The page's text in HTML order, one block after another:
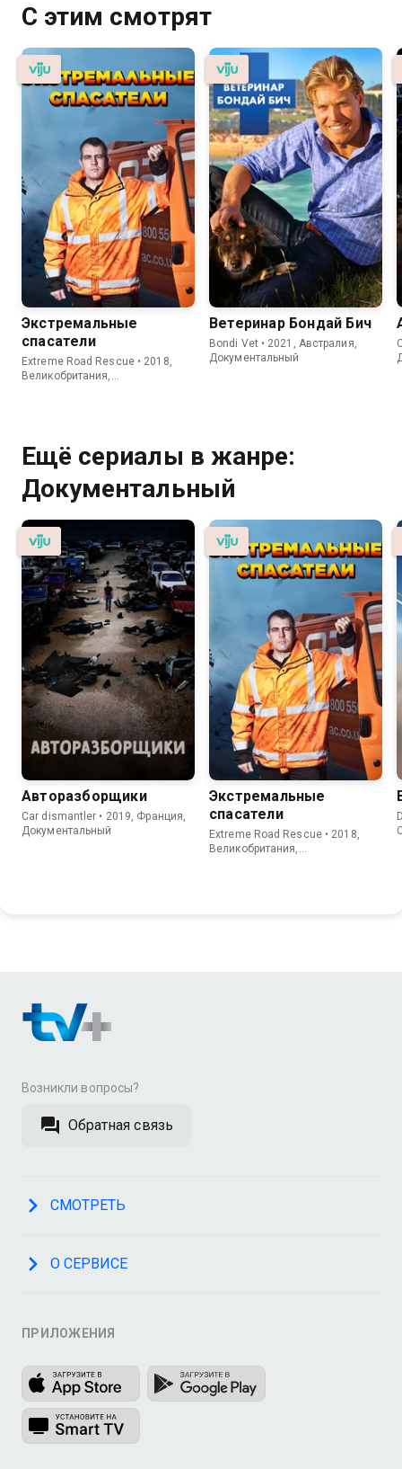
С этим смотрят
Экстремальные
спасатели
Extreme Road Rescue • 2018,
Великобритания,
Ветеринар Бондай Бич
Bondi Vet • 2021, Австралия,
Документальный
Ещё сериалы в жанре:
Документальный
Авторазборщики
Car dismantler • 2019, Франция,
Документальный
Экстремальные
спасатели
Extreme Road Rescue • 2018,
Великобритания,
Возникли вопросы?
Обратная связь
СМОТРЕТЬ
О СЕРВИСЕ
ПРИЛОЖЕНИЯ